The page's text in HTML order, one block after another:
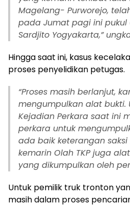
Magelang- Purworejo,
pada Jumat pagi ini pukul
Sardjito Yogyakarta,”
Hingga saat ini, kasus
proses penyelidikan petugas.
“Proses masih berlanjut,
mengumpulkan alat bukti.
Kejadian Perkara saat ini
perkara untuk
ada baik keterangan
kemarin Olah TKP juga
yang dikumpulkan oleh
Untuk pemilik truk tronton
masih dalam proses